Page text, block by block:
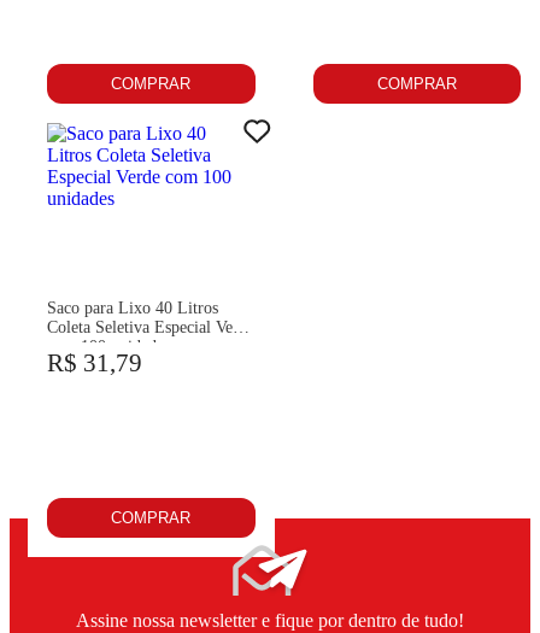
COMPRAR COMPRAR
Saco para Lixo 40 Litros
Coleta Seletiva Especial Verde
com 100 unidades
R$ 31,79
COMPRAR
Assine nossa newsletter e fique por dentro de tudo!